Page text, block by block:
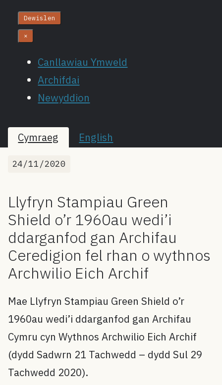
Dewislen
×
Canllawiau Ymweld
Archifdai
Newyddion
Cymraeg English
24/11/2020
Llyfryn Stampiau Green
Shield o’r 1960au wedi’i
ddarganfod gan Archifau
Ceredigion fel rhan o wythnos
Archwilio Eich Archif
Mae Llyfryn Stampiau Green Shield o’r
1960au wedi’i ddarganfod gan Archifau
Cymru cyn Wythnos Archwilio Eich Archif
(dydd Sadwrn 21 Tachwedd – dydd Sul 29
Tachwedd 2020).